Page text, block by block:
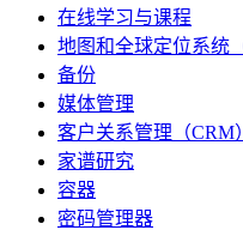
在线学习与课程
地图和全球定位系统（
备份
媒体管理
客户关系管理（CRM）
家谱研究
容器
密码管理器